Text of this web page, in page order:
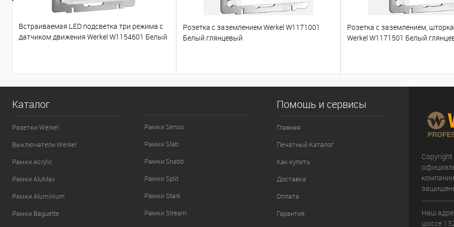
Встраиваемая LED подсветка три режима с
датчиком движения Werkel W1154601 Белый
Розетка с заземлением Werkel W1171001
Белый глянцевый
Розетка с заземлением,
Werkel W1171501 Белый
Каталог
Розетки Werkel
Выключатели Werkel
Рамки Acrylic
Рамки AluMax
Рамки Aluminium
Рамки Baguette
Рамки Senso
Рамки Slab
Рамки Snabb
Рамки Split
Рамки Stark
Рамки Stream
Помощь и сервисы
Главная
Печатный Каталог
Как купить
Доставка
Оплата
Гарантия
Наш
шоссе